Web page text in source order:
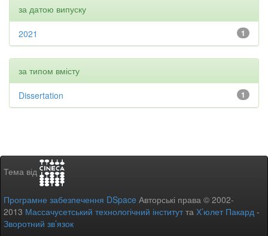
за датою випуску
1
2021
за типом вмісту
1
Dissertation
Тема від
Програмне забезпечення DSpace Авторські права © 2002-
2013 Массачусетський технологічний інститутта Х’юлет Пакард -
Зворотний зв’язок